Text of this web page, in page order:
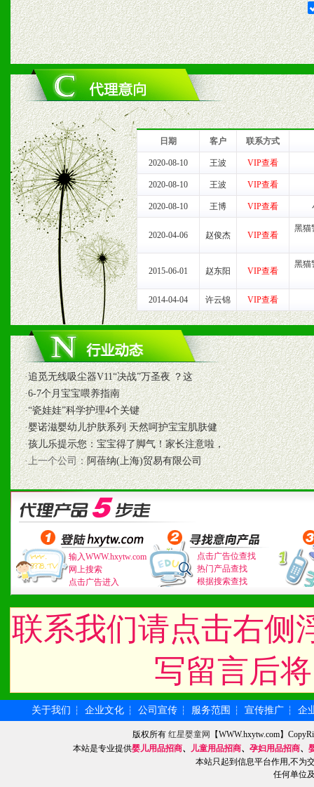
六、服务优势
1、完善的信息服务咨询中
我们将及时回复您的疑问。
2、售后服务：突发性产品
以及时受理记录并合理妥
3、我们时刻整理各区销售
时收编销售效果显着的案
七、招商代理（全国各地）
1、认同我们的经营理念。
2、具备较好商业信誉和资
3、具备区域内良好的终端
4、具备一定业务团队能力
道，医药渠道并为之提供
5、具备较强的市场操作意
八、品牌产品
1、不断提升品牌的知名度
2、不断开创新产品不断满
化。
九、加盟优势
1、广告企划支持：产品手
品全面配赠，免费提供软
册、专柜咨询手册等各种
日期 客户 联系方式
2020-08-10 王波 VIP查看
2020-08-10 王波 VIP查看
2020-08-10 王博 VIP查看
2020-04-06 赵俊杰 VIP查看
黑猫
2015-06-01 赵东阳 VIP查看
黑猫
2014-04-04 许云锦 VIP查看
·追觅无线吸尘器V11“决战”万圣夜 ？这
·6-7个月宝宝喂养指南
·“瓷娃娃”科学护理4个关键
·婴诺滋婴幼儿护肤系列 天然呵护宝宝肌肤健
·孩儿乐提示您：宝宝得了脚气！家长注意啦，
·上一个公司：阿蓓纳(上海)贸易有限公司
输入WWW.hxytw.com
网上搜索
点击广告进入
点击广告位查找
热门产品查找
根据搜索查找
联系我们请点击右侧
写留言后
关于我们 ┆ 企业文化 ┆ 公司宣传 ┆ 服务范围 ┆ 宣传推广 ┆ 企
版权所有红星婴童网
【WWW.hxytw.com】
本站是专业提供婴儿用品招商、 儿童用品招商、 孕妇用品招商、
本站只起到信息平台作用,不为
任何单位